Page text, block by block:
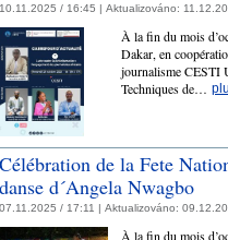
10.11.2025 / 16:45 | Aktualizováno:
À la fin du mois
Dakar, en
journalisme CESTI
Techniques de…
Célébration de la Fete
danse d´Angela Nwagbo
07.11.2025 / 17:11 | Aktualizováno:
À la fin du mois